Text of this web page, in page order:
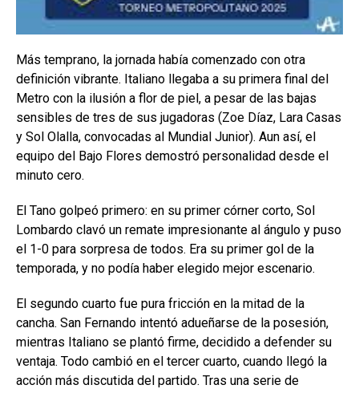
Más temprano, la jornada había comenzado con otra
definición vibrante. Italiano llegaba a su primera final del
Metro con la ilusión a flor de piel, a pesar de las bajas
sensibles de tres de sus jugadoras (Zoe Díaz, Lara Casas
y Sol Olalla, convocadas al Mundial Junior). Aun así, el
equipo del Bajo Flores demostró personalidad desde el
minuto cero.
El Tano golpeó primero: en su primer córner corto, Sol
Lombardo clavó un remate impresionante al ángulo y puso
el 1-0 para sorpresa de todos. Era su primer gol de la
temporada, y no podía haber elegido mejor escenario.
El segundo cuarto fue pura fricción en la mitad de la
cancha. San Fernando intentó adueñarse de la posesión,
mientras Italiano se plantó firme, decidido a defender su
ventaja. Todo cambió en el tercer cuarto, cuando llegó la
acción más discutida del partido. Tras una serie de